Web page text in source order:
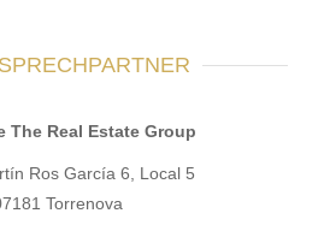
The Real Estate Group
Ros García 6, Local 5
Torrenova